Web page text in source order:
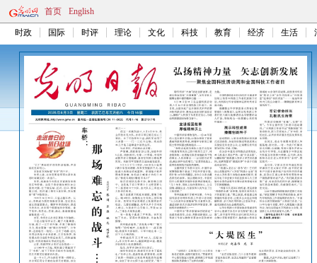
首页 English
时政 国际 时评 理论 文化 科技 教育 经济 生活